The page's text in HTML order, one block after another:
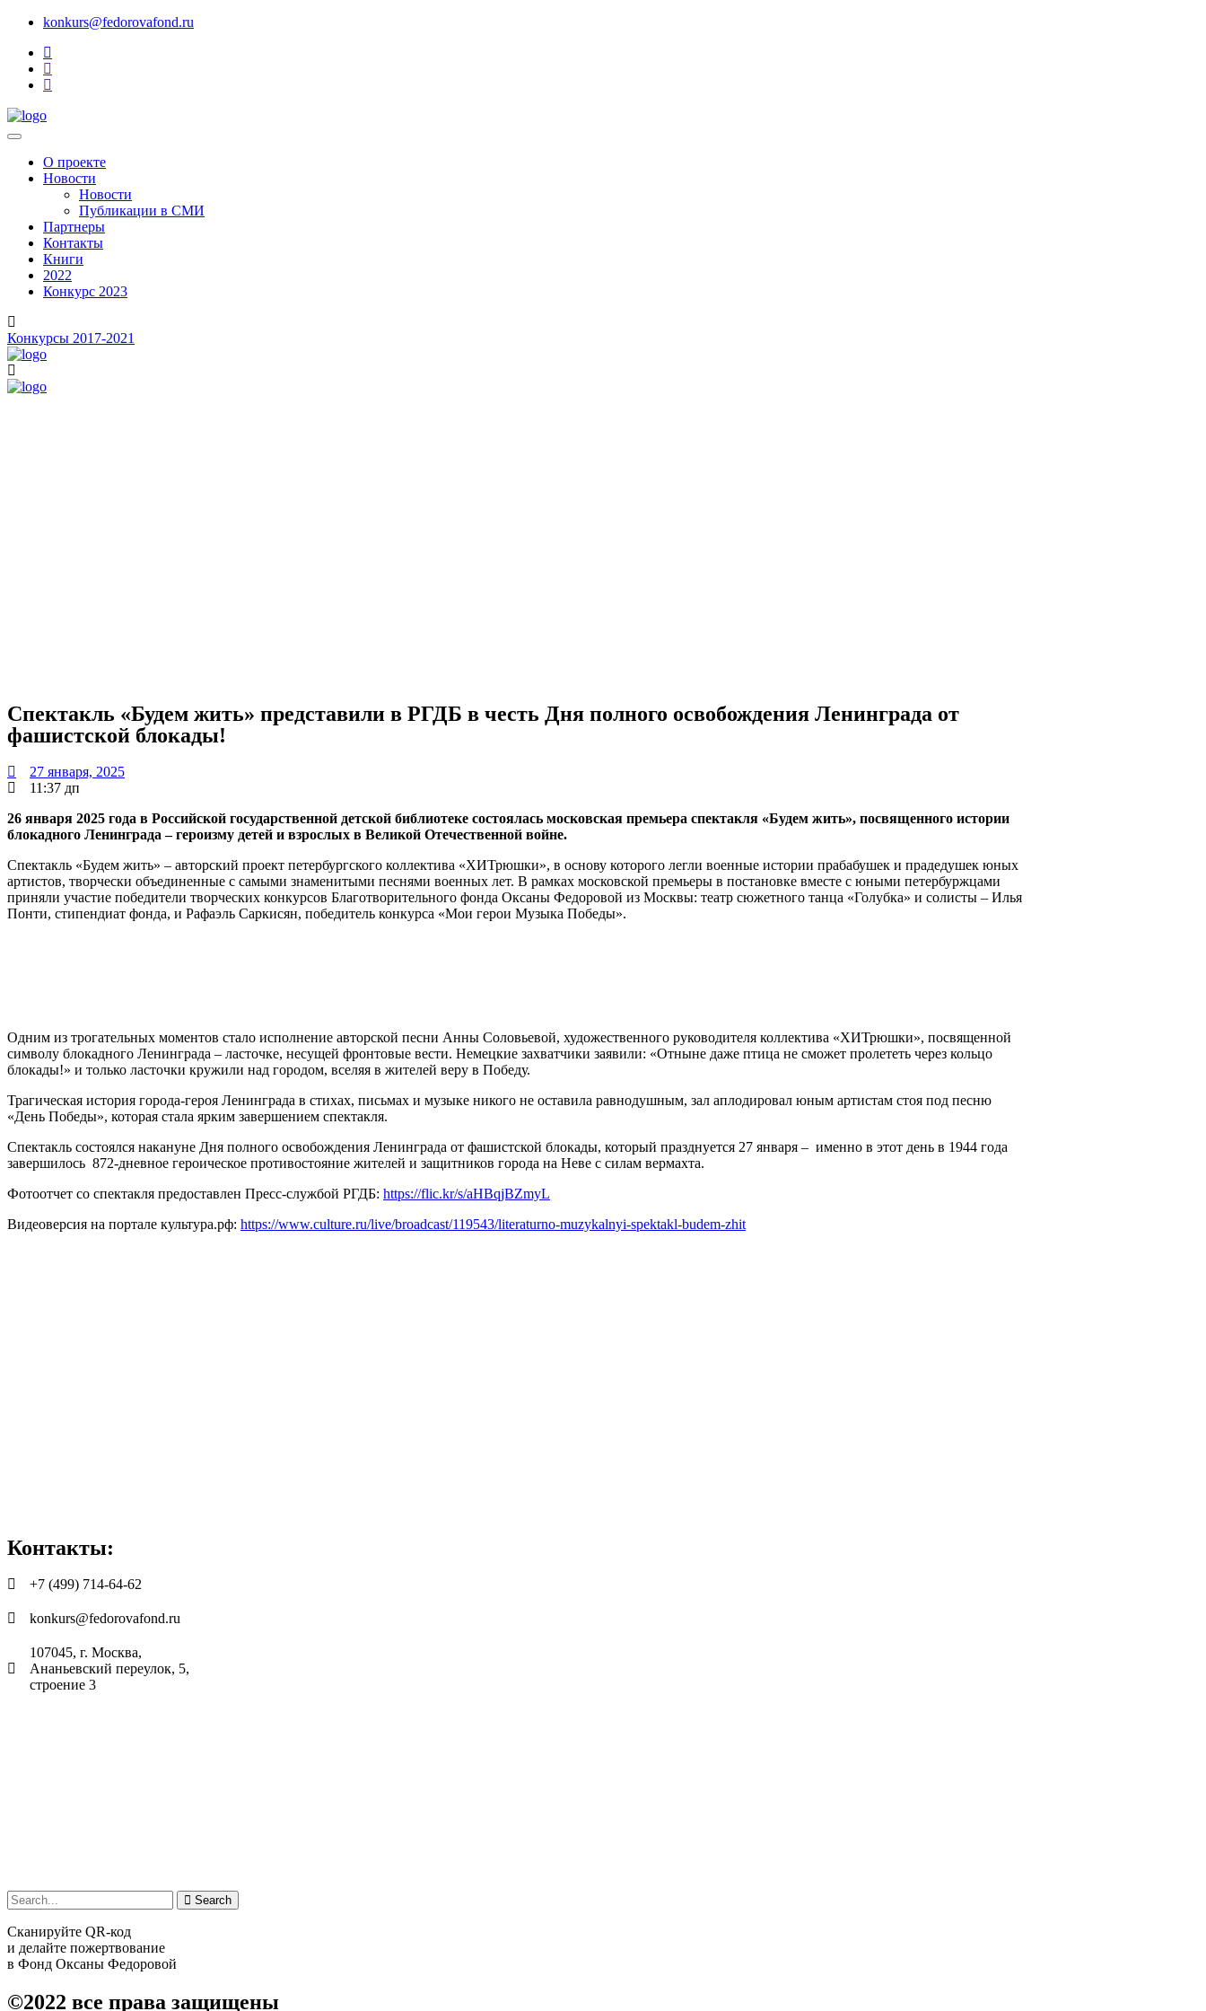
konkurs@fedorovafond.ru
О проекте
Новости
Новости
Публикации в СМИ
Партнеры
Контакты
Книги
2022
Конкурс 2023
Конкурсы 2017-2021
Спектакль «Будем жить» представили в РГДБ в честь Дня полного освобождения Ленинграда от
фашистской блокады!
27 января, 2025
11:37 дп
26 января 2025 года в Российской государственной детской библиотеке состоялась московская премьера спектакля «Будем жить», посвященного истории
блокадного Ленинграда – героизму детей и взрослых в Великой Отечественной войне.
Спектакль «Будем жить» – авторский проект петербургского коллектива «ХИТрюшки», в основу которого легли военные истории прабабушек и прадедушек юных
артистов, творчески объединенные с самыми знаменитыми песнями военных лет. В рамках московской премьеры в постановке вместе с юными петербуржцами
приняли участие победители творческих конкурсов Благотворительного фонда Оксаны Федоровой из Москвы: театр сюжетного танца «Голубка» и солисты – Илья
Понти, стипендиат фонда, и Рафаэль Саркисян, победитель конкурса «Мои герои Музыка Победы».
Одним из трогательных моментов стало исполнение авторской песни Анны Соловьевой, художественного руководителя коллектива «ХИТрюшки», посвященной
символу блокадного Ленинграда – ласточке, несущей фронтовые вести. Немецкие захватчики заявили: «Отныне даже птица не сможет пролететь через кольцо
блокады!» и только ласточки кружили над городом, вселяя в жителей веру в Победу.
Трагическая история города-героя Ленинграда в стихах, письмах и музыке никого не оставила равнодушным, зал аплодировал юным артистам стоя под песню
«День Победы», которая стала ярким завершением спектакля.
Спектакль состоялся накануне Дня полного освобождения Ленинграда от фашистской блокады, который празднуется 27 января – именно в этот день в 1944 года
завершилось 872-дневное героическое противостояние жителей и защитников города на Неве с силам вермахта.
Фотоотчет со спектакля предоставлен Пресс-службой РГДБ: https://flic.kr/s/aHBqjBZmyL
Видеоверсия на портале культура.рф: https://www.culture.ru/live/broadcast/119543/literaturno-muzykalnyi-spektakl-budem-zhit
Контакты:
+7 (499) 714-64-62
konkurs@fedorovafond.ru
107045, г. Москва,
Ананьевский переулок, 5,
строение 3
Search
Сканируйте QR-код
и делайте пожертвование
в Фонд Оксаны Федоровой
©2022 все права защищены